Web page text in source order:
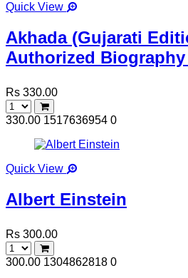
Quick View
Akhada (Gujarati
Authorized Biography
Rs 330.00
330.00 1517636954 0
Quick View
Albert Einstein
Rs 300.00
300.00 1304862818 0